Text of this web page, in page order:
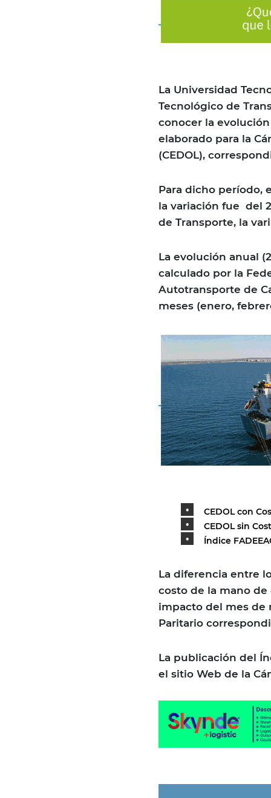
La Universidad
Tecnológico de
conocer la
elaborado para la
(CEDOL),
Para dicho período,
la variación fue del
de Transporte, la
La evolución anual
calculado por la
Autotransporte de
meses (enero,
CEDOL con
CEDOL sin
Índice
La diferencia entre
costo de la mano
impacto del mes de
Paritario
La publicación del
el sitio Web de la